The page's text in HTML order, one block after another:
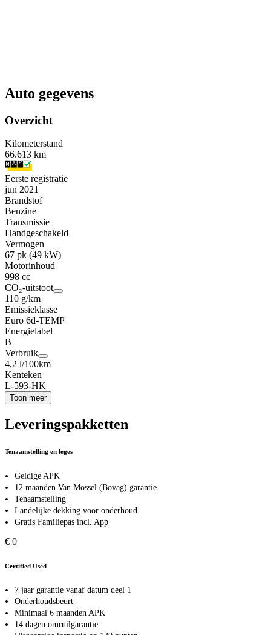
Auto gegevens
Overzicht
Kilometerstand
66.613 km
Eerste registratie
jun 2021
Brandstof
Benzine
Transmissie
Handgeschakeld
Vermogen
67 pk (49 kW)
Motorinhoud
998 cc
CO₂-uitstoot
110 g/km
Emissieklasse
Euro 6d-TEMP
Energielabel
B
Verbruik
4,2 l/100km
Kenteken
L-593-HK
Toon meer
Leveringspakketten
Tenaamstelling en leges
Geldige APK
12 maanden Van Mossel (Bovag) garantie
Tenaamstelling
Landelijke dekking voor onderhoud
Gratis Familiepas incl. App
€ 0
Certified Used
7 jaar garantie vanaf datum deel 1
Onderhoudsbeurt
Minimaal 6 maanden APK
14 dagen omruilgarantie